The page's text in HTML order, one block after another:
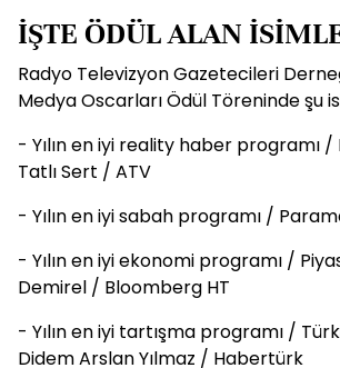
İŞTE ÖDÜL ALAN
Radyo Televizyon Gazetecileri
Medya Oscarları Ödül Töreninde şu
- Yılın en iyi reality haber programı /
Tatlı Sert / ATV
- Yılın en iyi sabah programı /
- Yılın en iyi ekonomi programı /
Demirel / Bloomberg HT
- Yılın en iyi tartışma programı /
Didem Arslan Yılmaz / Habertürk